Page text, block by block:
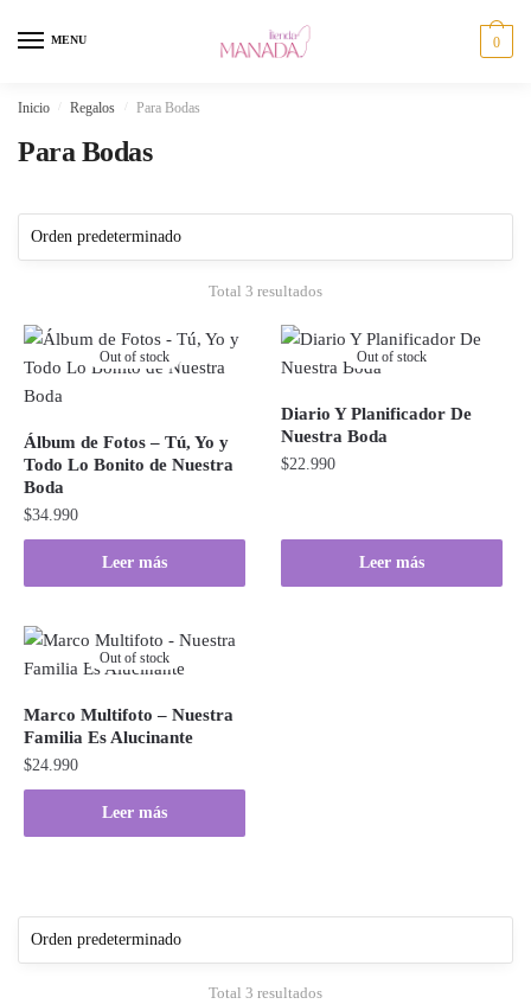
MENU 0
Inicio Regalos Para Bodas
Para Bodas
Total 3 resultados
Out of stock
Álbum de Fotos – Tú, Yo y
Todo Lo Bonito de Nuestra
Boda
$34.990
Leer más
Out of stock
Diario Y Planificador De
Nuestra Boda
$22.990
Leer más
Out of stock
Marco Multifoto – Nuestra
Familia Es Alucinante
$24.990
Leer más
Total 3 resultados